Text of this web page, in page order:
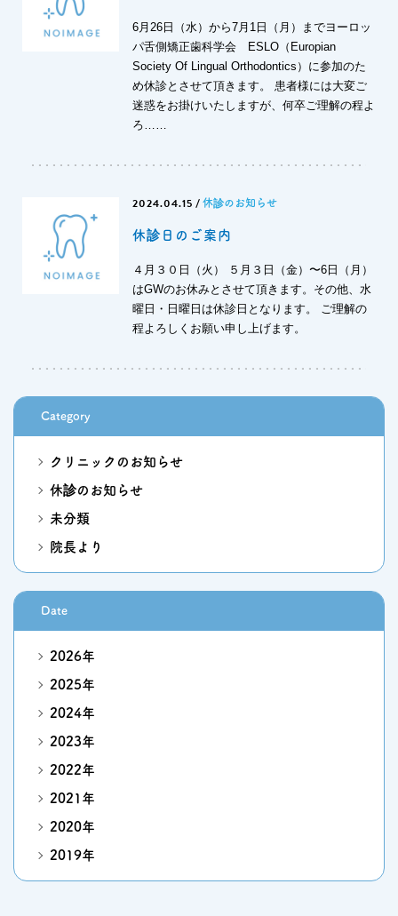
6月26日（水）から7月1日（月）までヨーロッ
パ舌側矯正歯科学会 ESLO（Europian
Society Of Lingual Orthodontics）に参加のた
め休診とさせて頂きます。 患者様には大変ご
迷惑をお掛けいたしますが、何卒ご理解の程よ
ろ……
2024.04.15 / 休診のお知らせ
休診日のご案内
４月３０日（火） ５月３日（金）〜6日（月）
はGWのお休みとさせて頂きます。その他、水
曜日・日曜日は休診日となります。 ご理解の
程よろしくお願い申し上げます。
Category
クリニックのお知らせ
休診のお知らせ
未分類
院長より
Date
2026年
2025年
2024年
2023年
2022年
2021年
2020年
2019年